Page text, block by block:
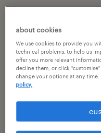
kraków,
praca stała
pełen etat
специальность
about cookies
We use cookies to provide you
technical problems, to help us
offer you more relevant
decline them, or click
change your options at any
policy.